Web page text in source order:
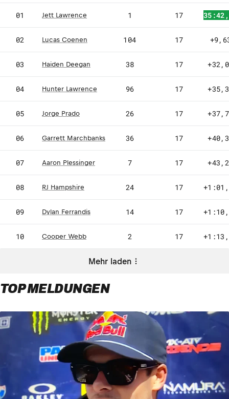
01 JL
Jett Lawrence 1 17
02 Lucas Coenen 104 17
03 Haiden Deegan 38 17
04 Hunter Lawrence 96 17
05 Jorge Prado 26 17
06 Garrett Marchbanks 36 17
07 Aaron Plessinger 7 17
08 RJ Hampshire 24 17
09 Dylan Ferrandis 14 17
10 Cooper Webb 2 17
Mehr laden
TOP MELDUNGEN